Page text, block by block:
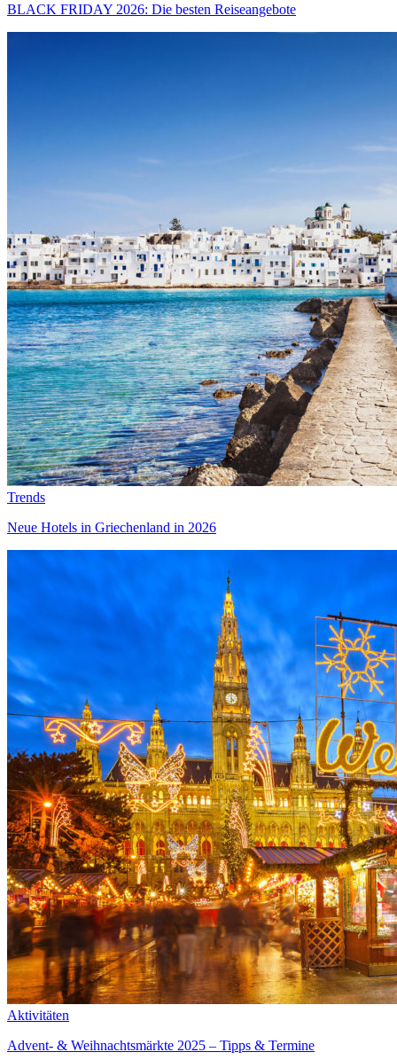
BLACK FRIDAY 2026: Die besten Reiseangebote
Trends
Neue Hotels in Griechenland in 2026
Aktivitäten
Advent- & Weihnachtsmärkte 2025 – Tipps & Termine